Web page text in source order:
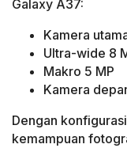
Galaxy A37:
Kamera
Ultra-wide 8
Makro 5 MP
Kamera
Dengan
kemampuan